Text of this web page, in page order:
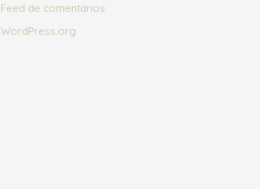
Feed de comentarios
WordPress.org